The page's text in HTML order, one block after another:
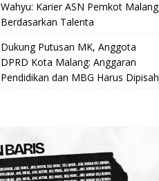
Wahyu: Karier ASN Pemkot Malang
Berdasarkan Talenta
Dukung Putusan MK, Anggota
DPRD Kota Malang: Anggaran
Pendidikan dan MBG Harus Dipisah